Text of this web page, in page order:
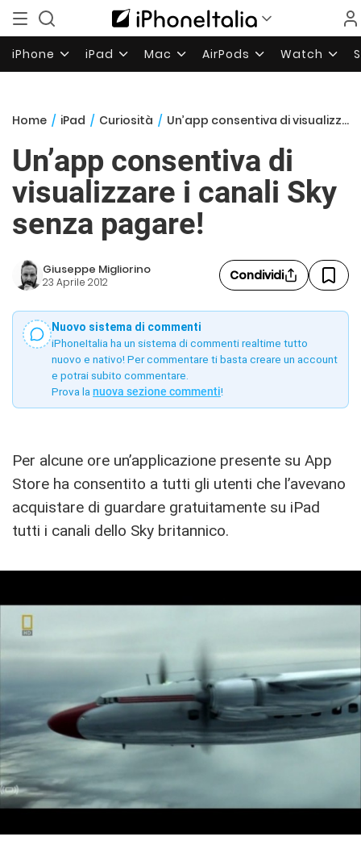
iPhone iPad Mac AirPods Watch
Home / iPad / Curiosità / Un’app consentiva di visualizzare i canali Sky senza pagare!
Un’app consentiva di
visualizzare i canali Sky
senza pagare!
Giuseppe Migliorino
23 Aprile 2012 Condividi
Nuovo sistema di commenti
iPhoneItalia ha un sistema di commenti realtime tutto
nuovo e nativo! Per commentare ti basta creare un account
e potrai subito commentare.
Prova la nuova sezione commenti!
Per alcune ore un’applicazione presente su App
Store ha consentito a tutti gli utenti che l’avevano
acquistare di guardare gratuitamente su iPad
tutti i canali dello Sky britannico.